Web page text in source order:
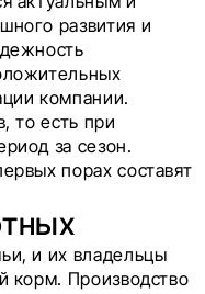
развития и
компании.
то есть при
за сезон.
порах составят
и их владельцы
корм. Производство